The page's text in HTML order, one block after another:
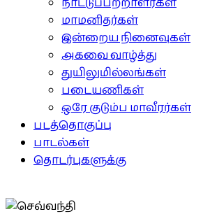
மாமனிதர்கள்
இன்றைய நினைவுகள்
அகவை வாழ்த்து
துயிலுமில்லங்கள்
படையணிகள்
ஒரே குடும்ப மாவீரர்கள்
படத்தொகுப்பு
பாடல்கள்
தொடர்புகளுக்கு